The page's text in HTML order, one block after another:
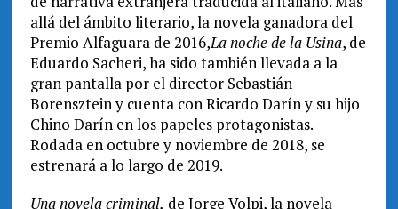
allá del ámbito literario, la novela ganadora del
Premio Alfaguara de 2016,La noche de la Usina, de
Eduardo Sacheri, ha sido también llevada a la
gran pantalla por el director Sebastián
Borensztein y cuenta con Ricardo Darín y su hijo
Chino Darín en los papeles protagonistas.
Rodada en octubre y noviembre de 2018, se
estrenará a lo largo de 2019.
Una novela criminal, de Jorge Volpi, la novela